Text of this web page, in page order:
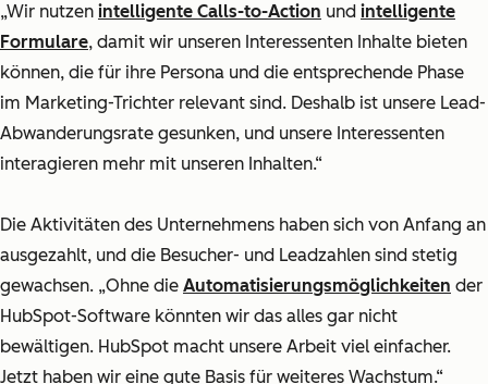
„Wir nutzen intelligente Calls-to-Action und intelligente
Formulare, damit wir unseren Interessenten Inhalte bieten
können, die für ihre Persona und die entsprechende Phase
im Marketing-Trichter relevant sind. Deshalb ist unsere Lead-
Abwanderungsrate gesunken, und unsere Interessenten
interagieren mehr mit unseren Inhalten.“
Die Aktivitäten des Unternehmens haben sich von Anfang an
ausgezahlt, und die Besucher- und Leadzahlen sind stetig
gewachsen. „Ohne die Automatisierungsmöglichkeiten der
HubSpot-Software könnten wir das alles gar nicht
bewältigen. HubSpot macht unsere Arbeit viel einfacher.
Jetzt haben wir eine gute Basis für weiteres Wachstum.“